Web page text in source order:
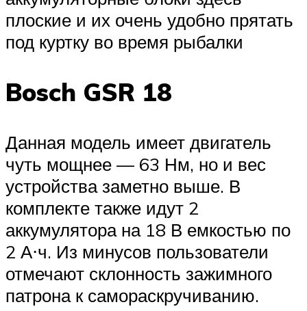
плоские и их очень удобно прятать
под куртку во время рыбалки
Bosch GSR 18
Данная модель имеет двигатель
чуть мощнее — 63 Нм, но и вес
устройства заметно выше. В
комплекте также идут 2
аккумулятора на 18 В емкостью по
2 А⋅ч. Из минусов пользователи
отмечают склонность зажимного
патрона к самораскручиванию.